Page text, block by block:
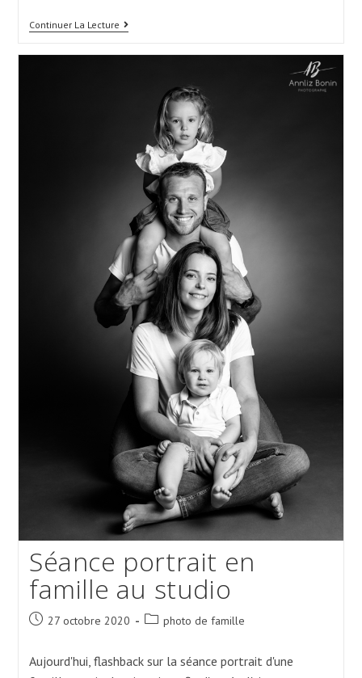
Continuer La LectureSéance
Séance portrait en
famille au studio
Post 27 octobre 2020
Postphoto de famille
Aujourd'hui, flashback sur la séance portrait d'une